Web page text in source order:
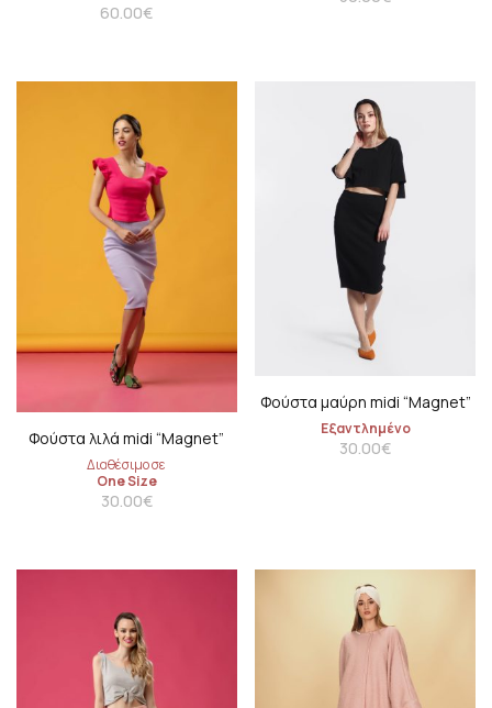
60.00€
Φούστα λιλά midi “Μagnet”
Διαθέσιμο σε
One Size
30.00€
Φούστα μαύρη midi “Μagnet”
Εξαντλημένο
30.00€